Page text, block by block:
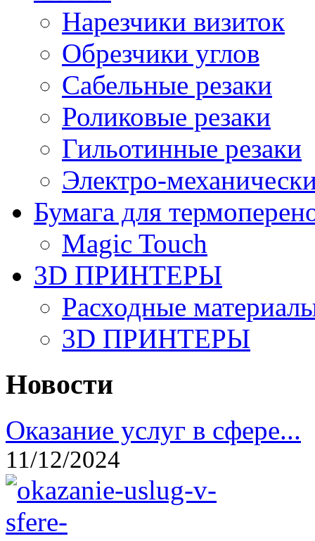
Нарезчики визиток
Обрезчики углов
Сабельные резаки
Роликовые резаки
Гильотинные резаки
Электро-
Бумага для
Magic Touch
3D ПРИНТЕРЫ
Расходные
3D ПРИНТЕРЫ
Новости
Оказание услуг в сфере...
11/12/2024